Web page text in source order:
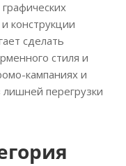
конструкции
сделать
стиля и
кампаниях и
лишней перегрузки